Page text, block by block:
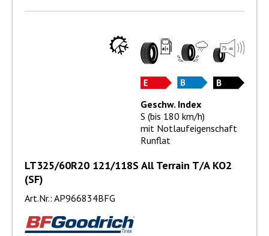
LT325/60R20 121/118S All Terrain T/A KO2
(SF)
Art.Nr.: AP966834BFG
Geschw. Index
S (bis 180 km/h)
mit Notlaufeigenschaft
Runflat